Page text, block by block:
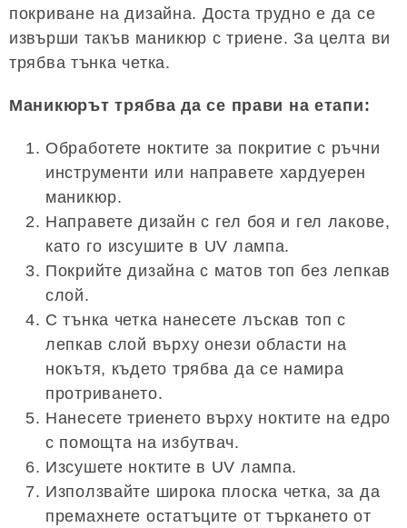
покриване на дизайна. Доста трудно е да се
извърши такъв маникюр с триене. За целта ви
трябва тънка четка.
Маникюрът трябва да се прави на етапи:
Обработете ноктите за покритие с ръчни
инструменти или направете хардуерен
маникюр.
Направете дизайн с гел боя и гел лакове,
като го изсушите в UV лампа.
Покрийте дизайна с матов топ без лепкав
слой.
С тънка четка нанесете лъскав топ с
лепкав слой върху онези области на
нокътя, където трябва да се намира
протриването.
Нанесете триенето върху ноктите на едро
с помощта на избутвач.
Изсушете ноктите в UV лампа.
Използвайте широка плоска четка, за да
премахнете остатъците от търкането от